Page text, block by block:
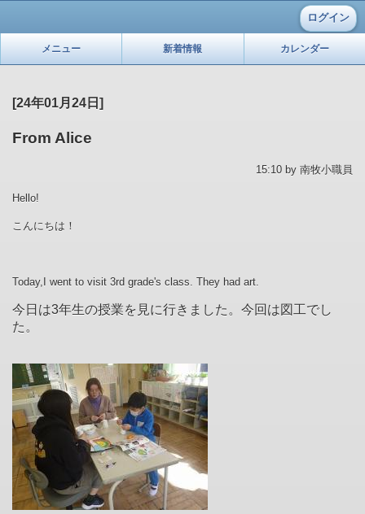
ログイン
メニュー 新着情報 カレンダー
[24年01月24日]
From Alice
15:10 by 南牧小職員
Hello!
こんにちは！
Today,I went to visit 3rd grade's class. They had art.
今日は3年生の授業を見に行きました。今回は図工でし
た。